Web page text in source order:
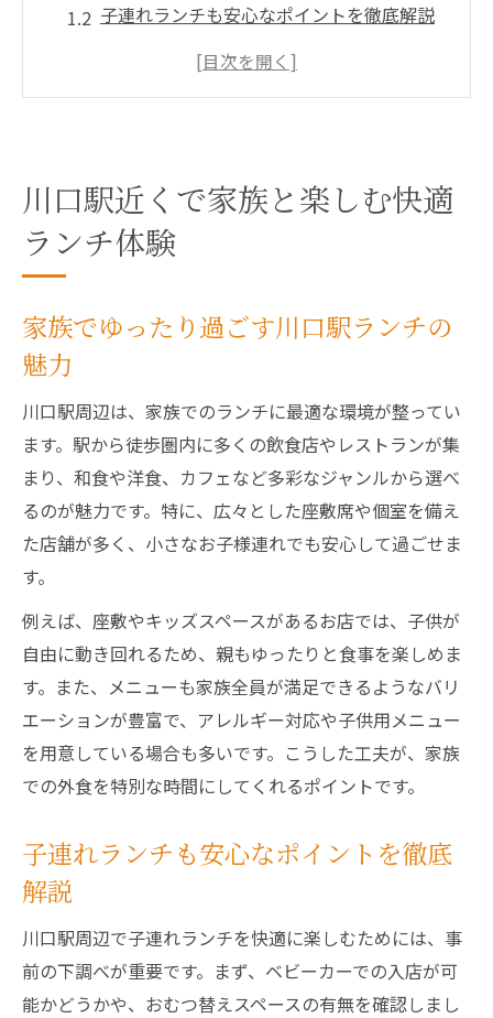
子連れランチも安心なポイントを徹底解説
ランチで家族の会話が弾む工夫とヒント
子連れランチ選びで安心できるポイント総まと
め
川口駅の座敷や個室でゆったりランチ体験
有無
キッズスペース付きランチで安心して過ご
す方法
家族全員が快適なランチ選びのコツ
家族の笑顔が広がる川口駅周辺ランチ特集
子供も大満足の家族向けランチスポット
キッズメニュー充実のランチで楽しいひと
とき
川口駅周辺でおすすめの家族向けランチを
紹介
座敷や個室が嬉しい子供と行けるランチガイド
川口駅周辺で個室ランチを楽しむコツ
座敷ランチの過ごし方とメリットを解説
川口駅近くで家族と楽しむ快適
ランチ体験
家族でゆったり過ごす川口駅ランチの
魅力
川口駅周辺は、家族でのランチに最適な環境が整ってい
ます。駅から徒歩圏内に多くの飲食店やレストランが集
まり、和食や洋食、カフェなど多彩なジャンルから選べ
るのが魅力です。特に、広々とした座敷席や個室を備え
た店舗が多く、小さなお子様連れでも安心して過ごせま
す。
例えば、座敷やキッズスペースがあるお店では、子供が
自由に動き回れるため、親もゆったりと食事を楽しめま
す。また、メニューも家族全員が満足できるようなバリ
エーションが豊富で、アレルギー対応や子供用メニュー
を用意している場合も多いです。こうした工夫が、家族
での外食を特別な時間にしてくれるポイントです。
子連れランチも安心なポイントを徹底
解説
川口駅周辺で子連れランチを快適に楽しむためには、事
前の下調べが重要です。まず、ベビーカーでの入店が可
能かどうかや、おむつ替えスペースの有無を確認しまし